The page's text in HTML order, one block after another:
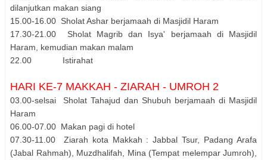
dilanjutkan makan siang
15.00-16.00 Sholat Ashar berjamaah di Masjidil Haram
17.30-21.00 Sholat Magrib dan Isya' berjamaah di Masjidil
Haram, kemudian makan malam
22.00 Istirahat
HARI KE-7 MAKKAH - ZIARAH - UMROH 2
03.00-selsai Sholat Tahajud dan Shubuh berjamaah di Masjidil
Haram
06.00-07.00 Makan pagi di hotel
07.30-11.00 Ziarah kota Makkah : Jabbal Tsur, Padang Arafa
(Jabal Rahmah), Muzdhalifah, Mina (Tempat melempar Jumroh),